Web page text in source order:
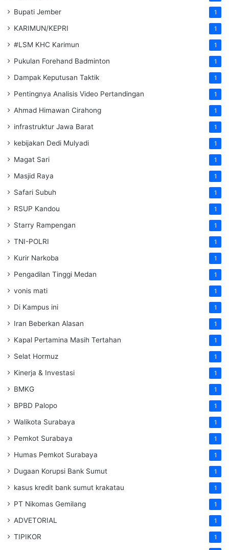
Bupati Jember 1
KARIMUN/KEPRI 1
#LSM KHC Karimun 1
Pukulan Forehand Badminton 1
Dampak Keputusan Taktik 1
Pentingnya Analisis Video Pertandingan 1
Ahmad Himawan Cirahong 1
infrastruktur Jawa Barat 1
kebijakan Dedi Mulyadi 1
Magat Sari 1
Masjid Raya 1
Safari Subuh 1
RSUP Kandou 1
Starry Rampengan 1
TNI-POLRI 1
Kurir Narkoba 1
Pengadilan Tinggi Medan 1
vonis mati 1
Di Kampus ini 1
Iran Beberkan Alasan 1
Kapal Pertamina Masih Tertahan 1
Selat Hormuz 1
Kinerja & Investasi 1
BMKG 1
BPBD Palopo 1
Walikota Surabaya 1
Pemkot Surabaya 1
Humas Pemkot Surabaya 1
Dugaan Korupsi Bank Sumut 1
kasus kredit bank sumut krakatau 1
PT Nikomas Gemilang 1
ADVETORIAL 1
TIPIKOR 1